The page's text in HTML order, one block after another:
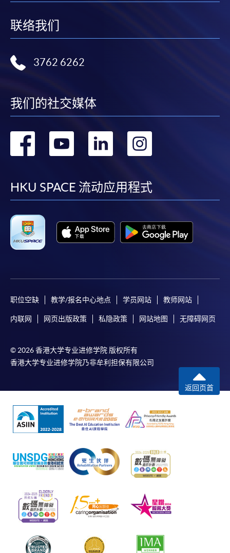
联络我们
3762 6262
我们的社交媒体
转
facebook
转
youtube
转
linkedin
转
HKU SPACE 流动应用程式
职位空缺 教学/报名中心地点 学员网站 教师网站
内联网 网页出版政策 私隐政策 网站地图 无障碍网页
© 2026 香港大学专业进修学院 版权所有
香港大学专业进修学院乃非牟利担保有限公司
返回页首